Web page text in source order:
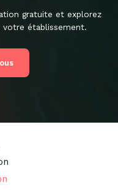
gratuite et explorez
établissement.